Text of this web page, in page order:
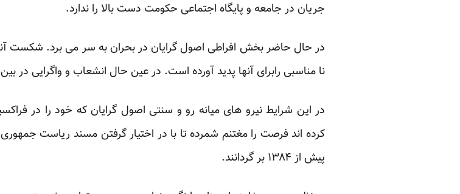
جریان در جامعه و پایگاه اجتماعی حکومت دست بالا را ندارد.
در حال حاضر بخش افراطی اصول گرایان در بحران به سر می برد. شکست
نا مناسبی رابرای آنها پدید آورده است. در عین حال انشعاب و واگرایی در
در این شرایط نیرو های میانه رو و سنتی اصول گرایان که خود را در
کرده اند فرصت را مغتنم شمرده تا با در اختیار گرفتن مسند ریاست
پیش از ۱۳۸۴ بر گردانند.